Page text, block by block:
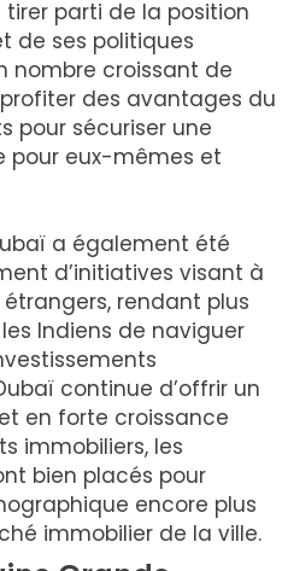
parti de la position
de ses politiques
nombre croissant de
des avantages du
pour sécuriser une
pour eux-mêmes et
a également été
d’initiatives visant à
rendant plus
Indiens de naviguer
continue d’offrir un
en forte croissance
immobiliers, les
bien placés pour
encore plus
immobilier de la ville.